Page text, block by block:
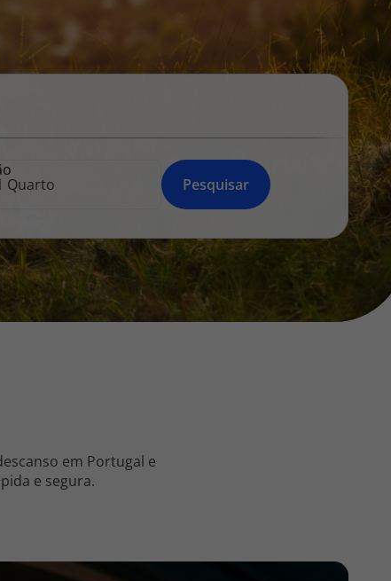
Apoio ao cliente no Estrangeiro
facilidade na marcação das suas viagens, tem ainda ao seu
dispor o nosso call center a funcionar todos os dias úteis das
10:00 às 20:00 e Sábado das 10:00 às 14:00.
Pesquisar
em Portugal e
e segura.